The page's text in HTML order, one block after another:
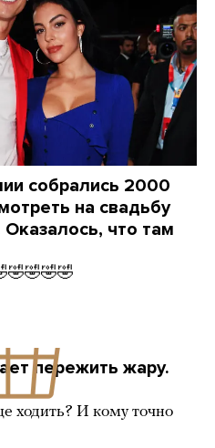
собрались 2000
на свадьбу
что там
пережить жару.
ходить? И кому точно